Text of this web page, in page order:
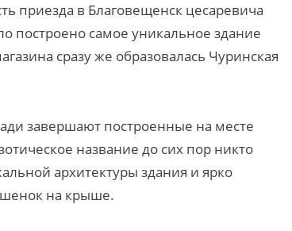
приезда в Благовещенск цесаревича
построено самое уникальное здание
сразу же образовалась Чуринская
завершают построенные на месте
название до сих пор никто
архитектуры здания и ярко
на крыше.